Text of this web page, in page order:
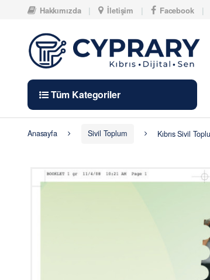
Skip to navigation
Skip to contentHakkımızda İletişim Facebook
Tüm Kategoriler
Anasayfa Sivil Toplum Kıbrıs Sivil